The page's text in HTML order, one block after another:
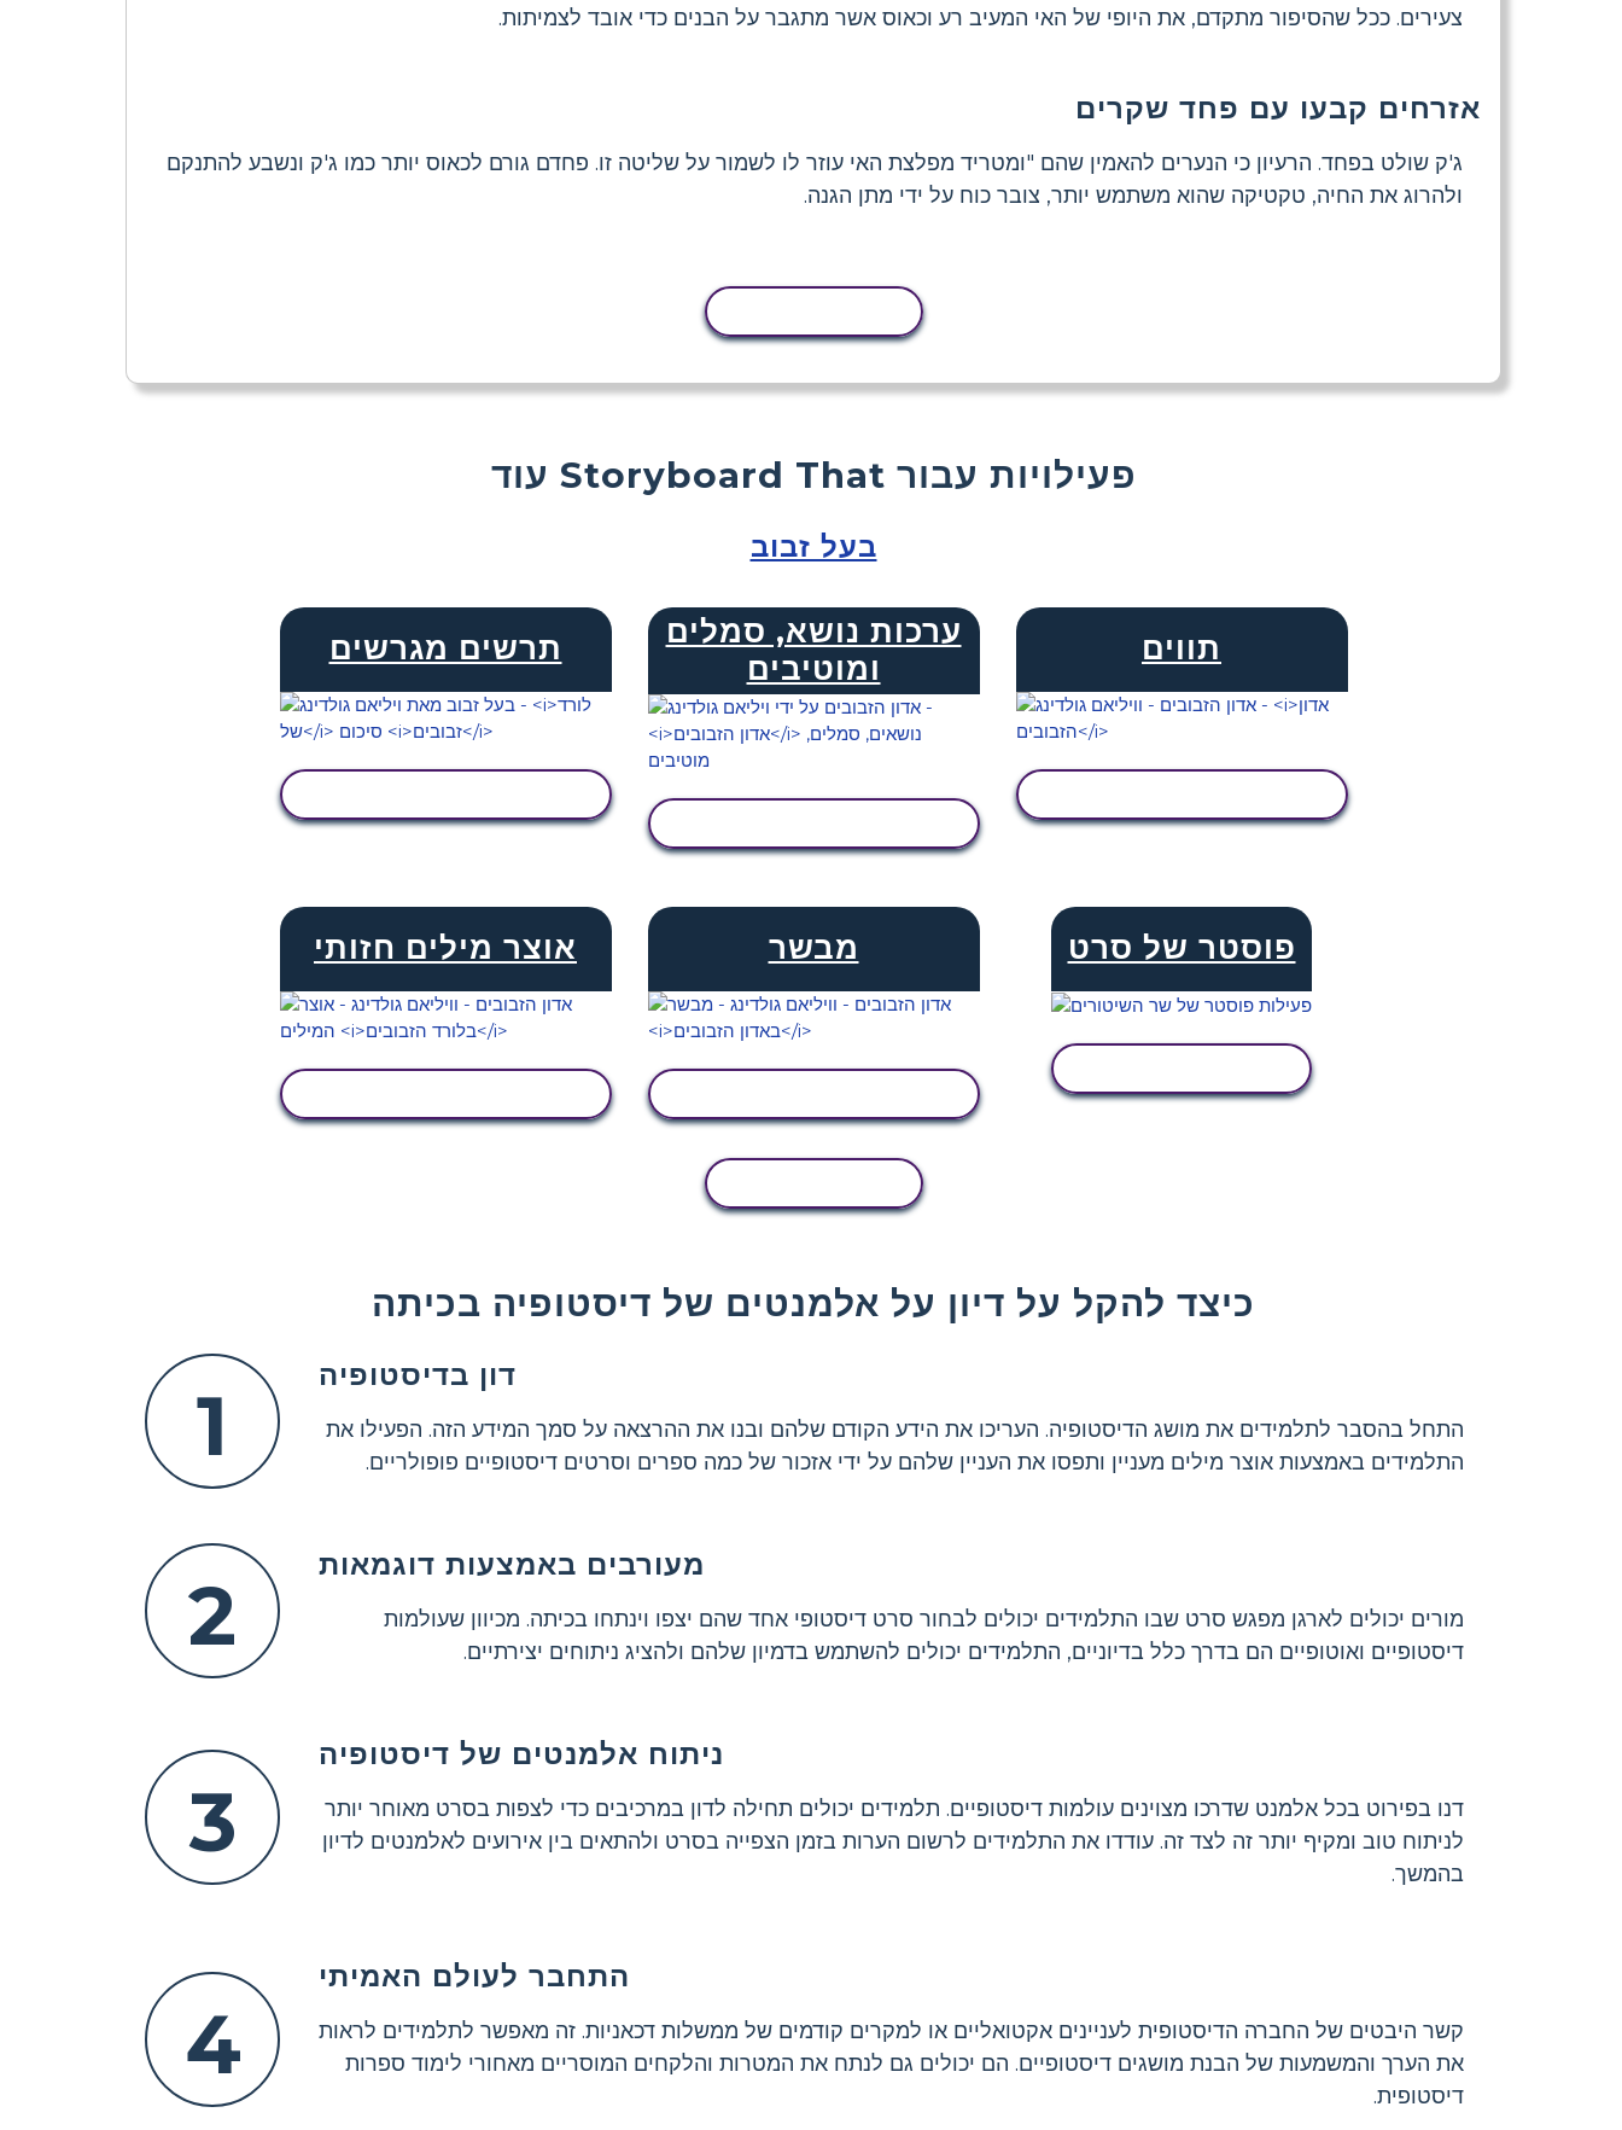
צעירים. ככל שהסיפור מתקדם, את היופי של האי המעיב רע וכאוס אשר מתגבר על הבנים כדי אובד לצמיתות.
אזרחים קבעו עם פחד שקרים
ג'ק שולט בפחד. הרעיון כי הנערים להאמין שהם "ומטריד מפלצת האי עוזר לו לשמור על שליטה זו. פחדם גורם לכאוס יותר כמו ג'ק ונשבע להתנקם
ולהרוג את החיה, טקטיקה שהוא משתמש יותר, צובר כוח על ידי מתן הגנה.
כיצד להקל על דיון על אלמנטים של דיסטופיה בכיתה
1
דון בדיסטופיה
התחל בהסבר לתלמידים את מושג הדיסטופיה. העריכו את הידע הקודם שלהם ובנו את ההרצאה על סמך המידע הזה. הפעילו את
התלמידים באמצעות אוצר מילים מעניין ותפסו את העניין שלהם על ידי אזכור של כמה ספרים וסרטים דיסטופיים פופולריים.
2
מעורבים באמצעות דוגמאות
מורים יכולים לארגן מפגש סרט שבו התלמידים יכולים לבחור סרט דיסטופי אחד שהם יצפו וינתחו בכיתה. מכיוון שעולמות
דיסטופיים ואוטופיים הם בדרך כלל בדיוניים, התלמידים יכולים להשתמש בדמיון שלהם ולהציג ניתוחים יצירתיים.
3
ניתוח אלמנטים של דיסטופיה
דנו בפירוט בכל אלמנט שדרכו מצוינים עולמות דיסטופיים. תלמידים יכולים תחילה לדון במרכיבים כדי לצפות בסרט מאוחר יותר
לניתוח טוב ומקיף יותר זה לצד זה. עודדו את התלמידים לרשום הערות בזמן הצפייה בסרט ולהתאים בין אירועים לאלמנטים לדיון
בהמשך.
4
התחבר לעולם האמיתי
קשר היבטים של החברה הדיסטופית לעניינים אקטואליים או למקרים קודמים של ממשלות דכאניות. זה מאפשר לתלמידים לראות
את הערך והמשמעות של הבנת מושגים דיסטופיים. הם יכולים גם לנתח את המטרות והלקחים המוסריים מאחורי לימוד ספרות
דיסטופית.
עוד Storyboard That פעילויות עבור
בעל זבוב
תרשים מגרשים
ערכות נושא, סמלים
ומוטיבים
תווים
אוצר מילים חזותי מבשר פוסטר של סרט